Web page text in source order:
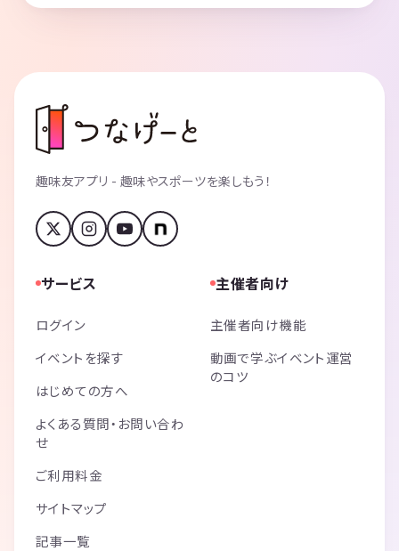
趣味友アプリ - 趣味やスポーツを楽しもう！
サービス
ログイン
イベントを探す
はじめての方へ
よくある質問・お問い合わ
せ
ご利用料金
サイトマップ
記事一覧
主催者向け
主催者向け機能
動画で学ぶイベント運営
のコツ